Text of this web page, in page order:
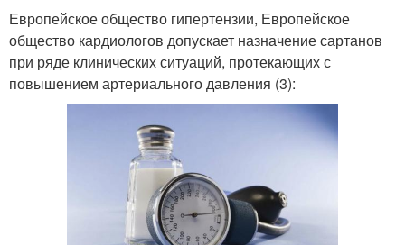
Европейское общество гипертензии, Европейское
общество кардиологов допускает назначение сартанов
при ряде клинических ситуаций, протекающих с
повышением артериального давления (3):